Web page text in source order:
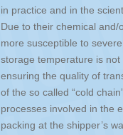
in practice and in the
Due to their chemical
more susceptible to
storage temperature is
ensuring the quality of
of the so called “cold
processes involved in the
packing at the shipper’s